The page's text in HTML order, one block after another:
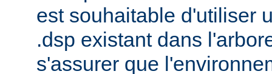
est souhaitable d'utiliser
.dsp existant dans
s'assurer que